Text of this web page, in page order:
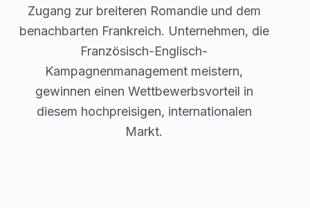
Zugang zur breiteren Romandie und dem
benachbarten Frankreich. Unternehmen, die
Französisch-Englisch-
Kampagnenmanagement meistern,
gewinnen einen Wettbewerbsvorteil in
diesem hochpreisigen, internationalen
Markt.